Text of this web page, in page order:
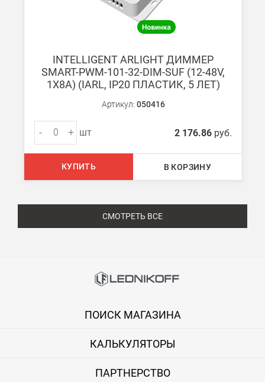
INTELLIGENT ARLIGHT ДИММЕР
SMART-PWM-101-32-DIM-SUF (12-48V,
1X8A) (IARL, IP20 ПЛАСТИК, 5 ЛЕТ)
Артикул: 050416
- + шт 2 176.86 руб.
КУПИТЬ В КОРЗИНУ
СМОТРЕТЬ ВСЕ
ПОИСК МАГАЗИНА
КАЛЬКУЛЯТОРЫ
ПАРТНЕРСТВО